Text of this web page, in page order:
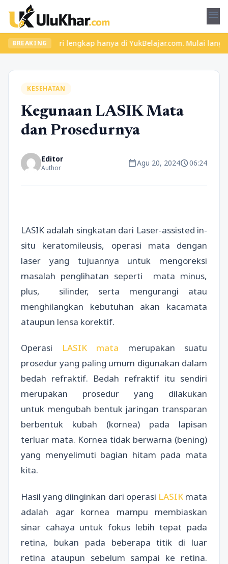
menu
BREAKING
materi lengkap hanya di YukBelajar.com. Mulai langkah
KESEHATAN
Kegunaan LASIK Mata
dan Prosedurnya
Editor
Author calendar_todayAgu 20, 2024schedule06:24
LASIK adalah singkatan dari Laser-assisted in-
situ keratomileusis, operasi mata dengan
laser yang tujuannya untuk mengoreksi
masalah penglihatan seperti mata minus,
plus, silinder, serta mengurangi atau
menghilangkan kebutuhan akan kacamata
ataupun lensa korektif.
Operasi LASIK mata merupakan suatu
prosedur yang paling umum digunakan dalam
bedah refraktif. Bedah refraktif itu sendiri
merupakan prosedur yang dilakukan
untuk mengubah bentuk jaringan transparan
berbentuk kubah (kornea) pada lapisan
terluar mata. Kornea tidak berwarna (bening)
yang menyelimuti bagian hitam pada mata
kita.
Hasil yang diinginkan dari operasi LASIKmata
adalah agar kornea mampu membiaskan
sinar cahaya untuk fokus lebih tepat pada
retina, bukan pada beberapa titik di luar
retina ataupun sebelum sampai ke retina.